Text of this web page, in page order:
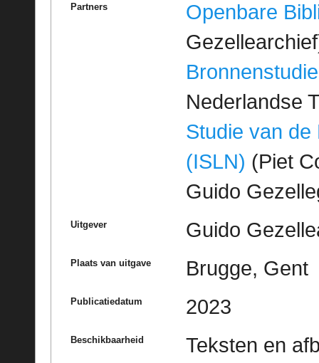
Partners
Openbare
Bronnenstudie
Nederlandse
Studie van de
(ISLN) (Piet
Guido
Uitgever Guido
Plaats van uitgave Brugge, Gent
Publicatiedatum 2023
Beschikbaarheid
Teksten en